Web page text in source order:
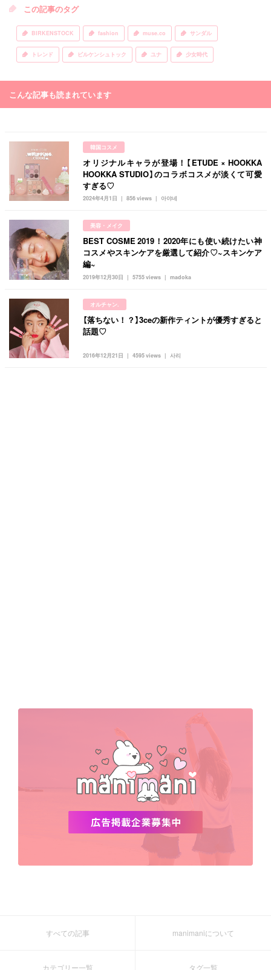
この記事のタグ
BIRKENSTOCK fashion muse.co サンダル
トレンド ビルケンシュトック ユナ 少女時代
こんな記事も読まれています
韓国コスメ
2024年4月1日 아야네
856 views
オリジナルキャラが登場！【ETUDE × HOOKKA
HOOKKA STUDIO】のコラボコスメが淡くて可愛
すぎる♡
美容・メイク
2019年12月30日 madoka
5755 views
BEST COSME 2019！2020年にも使い続けたい神
コスメやスキンケアを厳選して紹介♡~スキンケア
編~
オルチャン.
2016年12月21日 사리
4595 views
【落ちない！？】3ceの新作ティントが優秀すぎると
話題♡
すべての記事 manimaniについて
カテゴリー一覧 タグ一覧